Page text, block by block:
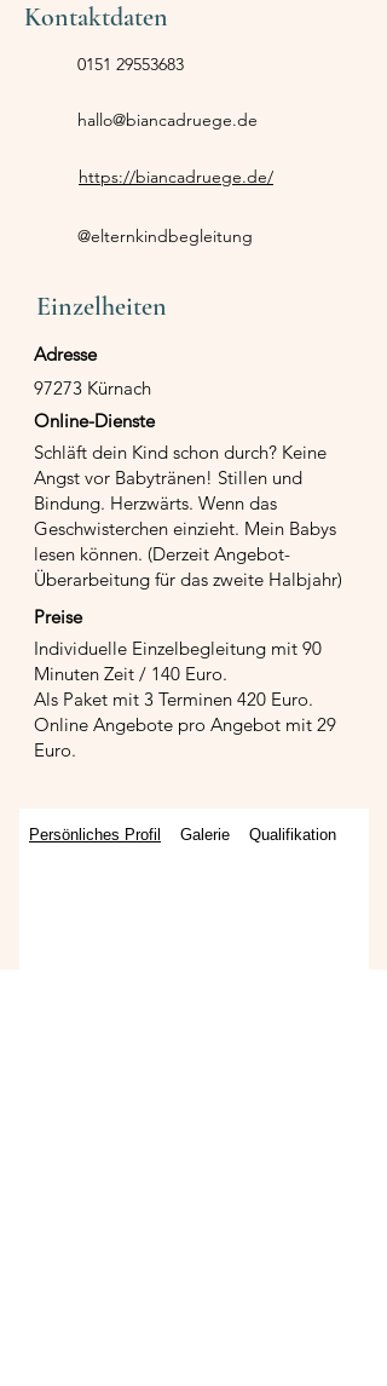
Kontaktdaten
0151 29553683
hallo@biancadruege.de
https://biancadruege.de/
@elternkindbegleitung
Einzelheiten
Adresse
97273 Kürnach
Online-Dienste
Schläft dein Kind schon durch? Keine
Angst vor Babytränen! Stillen und
Bindung. Herzwärts. Wenn das
Geschwisterchen einzieht. Mein Babys
lesen können. (Derzeit Angebot-
Überarbeitung für das zweite Halbjahr)
Preise
Individuelle Einzelbegleitung mit 90
Minuten Zeit / 140 Euro.
Als Paket mit 3 Terminen 420 Euro.
Online Angebote pro Angebot mit 29
Euro.
Persönliches Profil Galerie Qualifikation